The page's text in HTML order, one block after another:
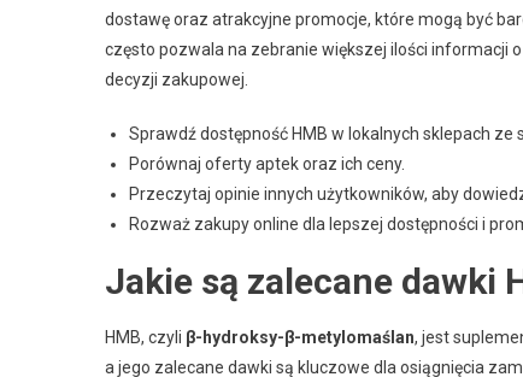
dostawę oraz atrakcyjne promocje, które mogą być
często pozwala na zebranie większej ilości informacji
decyzji zakupowej.
Sprawdź dostępność HMB w lokalnych sklepach ze
Porównaj oferty aptek oraz ich ceny.
Przeczytaj opinie innych użytkowników, aby
Rozważ zakupy online dla lepszej dostępności i
Jakie są zalecane dawki
HMB, czyli β-hydroksy-β-metylomaślan, jest
a jego zalecane dawki są kluczowe dla osiągnięcia